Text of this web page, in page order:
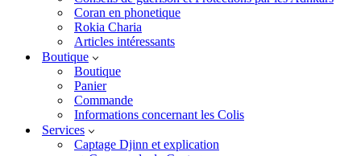
Coran en phonetique
Rokia Charia
Articles intéressants
Boutique
Boutique
Panier
Commande
Informations concernant les Colis
Services
Captage Djinn et explication
assume you want an article written on the subject of « Roqya…
faire une roqya pour quelquʼun
parAbu Yassine
3 janvier 2024